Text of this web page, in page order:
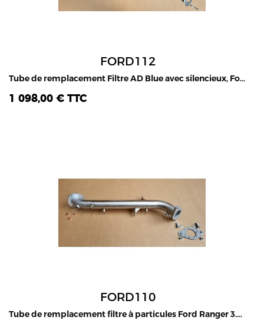
FORD112
Tube de remplacement Filtre AD Blue avec silencieux, Ford Ranger 2.2L & 3.2L TDCI 2016-2019
1 098,00 € TTC
FORD110
Tube de remplacement filtre à particules Ford Ranger 3.2L TDCI 2016-2019 (pour mod. avec AD Blue)